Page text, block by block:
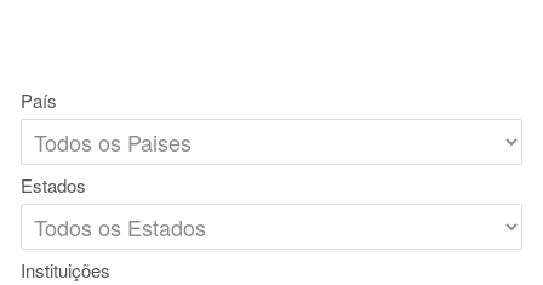
País
Estados
Instituições